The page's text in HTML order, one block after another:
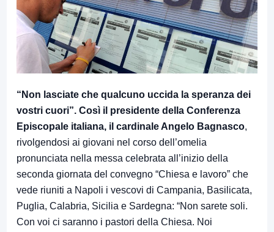
“Non lasciate che qualcuno uccida la speranza dei
vostri cuori”. Così il presidente della Conferenza
Episcopale italiana, il cardinale Angelo Bagnasco,
rivolgendosi ai giovani nel corso dell’omelia
pronunciata nella messa celebrata all’inizio della
seconda giornata del convegno “Chiesa e lavoro” che
vede riuniti a Napoli i vescovi di Campania, Basilicata,
Puglia, Calabria, Sicilia e Sardegna: “Non sarete soli.
Con voi ci saranno i pastori della Chiesa. Noi